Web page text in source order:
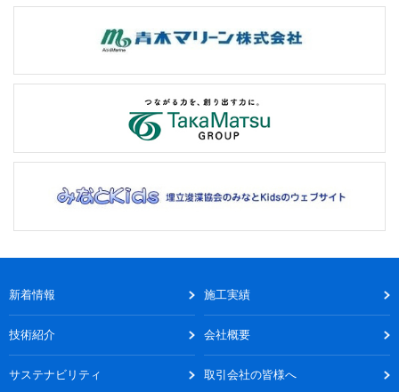
新着情報 施工実績
技術紹介 会社概要
サステナビリティ 取引会社の皆様へ